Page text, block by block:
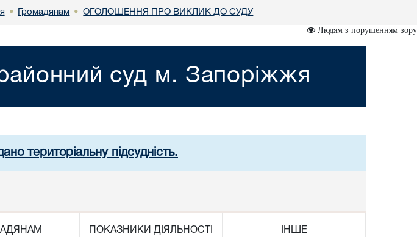
• Громадянам • ОГОЛОШЕННЯ ПРО ВИКЛИК ДО СУДУ
Людям з порушенням зору
суд м. Запоріжжя
територіальну підсудність.
ПОКАЗНИКИ ДІЯЛЬНОСТІ ІНШЕ